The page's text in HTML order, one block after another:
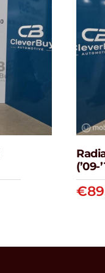
(’09-
€